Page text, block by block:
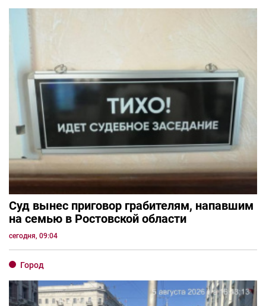
Суд вынес приговор грабителям, напавшим
на семью в Ростовской области
сегодня, 09:04
Город